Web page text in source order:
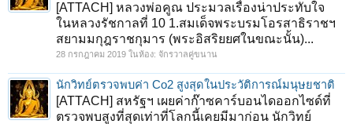
[ATTACH] หลวงพ่อคูณ ประมวลเรื่องน่าประทับใจ
ในหลวงรัชกาลที่ 10 1.สมเด็จพระบรมโอรสาธิราชฯ
สยามมกุฎราชกุมาร (พระอิสริยยศในขณะนั้น)...
28 กรกฎาคม 2019 ในห้อง: จักรวาลคู่ขนาน
นักวิทย์ตรวจพบค่า Co2 สูงสุดในประวัติการณ์มนุษยชาติ
[ATTACH] สหรัฐฯ เผยค่าก๊าซคาร์บอนไดออกไซด์ที่
ตรวจพบสูงที่สุดเท่าที่โลกนี้เคยมีมาก่อน นักวิทย์